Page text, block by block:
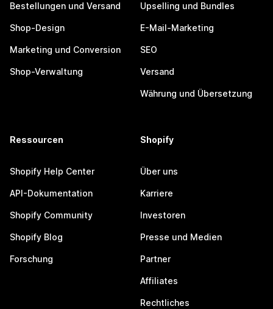
Bestellungen und Versand
Shop-Design
Marketing und Conversion
Shop-Verwaltung
Upselling und Bundles
E-Mail-Marketing
SEO
Versand
Währung und Übersetzung
Ressourcen
Shopify Help Center
API-Dokumentation
Shopify Community
Shopify Blog
Forschung
Shopify
Über uns
Karriere
Investoren
Presse und Medien
Partner
Affiliates
Rechtliches